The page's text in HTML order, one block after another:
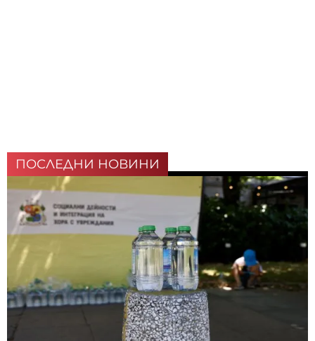
ПОСЛЕДНИ НОВИНИ